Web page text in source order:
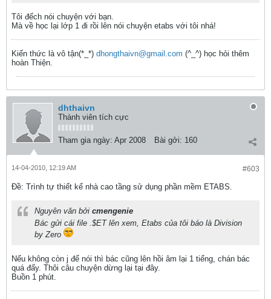
Tôi đếch nói chuyện với bạn.
Mà về học lại lớp 1 đi rồi lên nói chuyện etabs với tôi nhá!
Kiến thức là vô tận(*_*) dhongthaivn@gmail.com (^_^) học hỏi thêm
hoàn Thiện.
dhthaivn
Thành viên tích cực
Tham gia ngày: Apr 2008 Bài gởi: 160
#603
14-04-2010, 12:19 AM
Ðề: Trình tự thiết kế nhà cao tầng sử dụng phần mềm ETABS.
Nguyên văn bởi cmengenie
Bác gửi cái file .$ET lên xem, Etabs của tôi báo là Division
by Zero
Nếu không còn j để nói thì bác cũng lên hồi âm lại 1 tiếng, chán bác
quá đấy. Thôi câu chuyện dừng lại tại đây.
Buồn 1 phút.